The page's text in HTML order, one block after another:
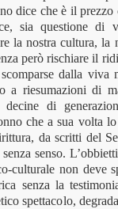
dice che è il prezzo
sia questione di
la nostra cultura, la
però rischiare il
dalla viva
a riesumazioni di
di
che a sua volta
da scritti del
senso.
culturale non deve
senza la
spettacolo,